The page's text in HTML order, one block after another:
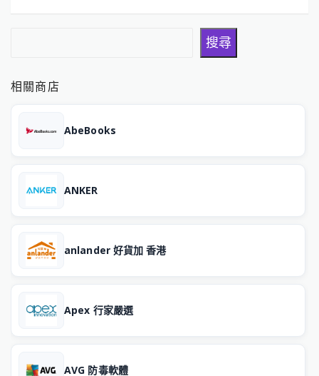
搜尋
相關商店
AbeBooks
ANKER
anlander 好貨加 香港
Apex 行家嚴選
AVG 防毒軟體